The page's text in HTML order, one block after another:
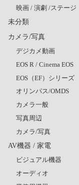
映画 / 演劇 /ステージ
未分類
カメラ/写真
デジカメ動画
EOS R / Cinema EOS
EOS（EF）シリーズ
オリンパス/OMDS
カメラ一般
写真周辺
カメラ/写真
AV機器 / 家電
ビジュアル機器
オーディオ